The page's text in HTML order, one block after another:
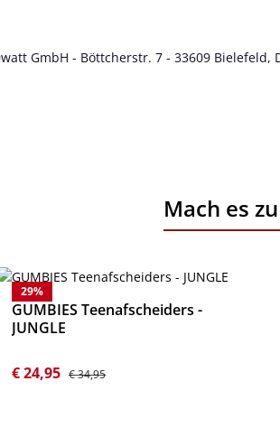
GmbH - Böttcherstr. 7 - 33609
Mach es
29%
GUMBIES Teenafscheiders -
JUNGLE
Verkoopprijs:
€ 24,95 Normale prijs:
€ 34,95